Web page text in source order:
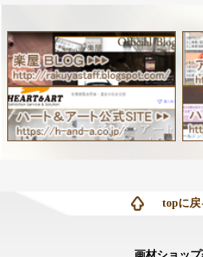
topに戻
画材ショッ